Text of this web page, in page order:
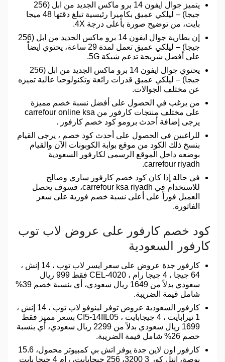
يتميز جوال ايفون 14 برو ماكس الجديد من ابل (256
جيجا) – ليلكي عميق بكاميرا رئيسية تبلغ دقتها 48 ميجا
بايت، من توضيح صورة بأعلى درجة 4X.
إن بطارية جوال ايفون 14 برو ماكس الجديد من ابل (256
جيجا) – ليلكي عميق تعمل لمدة 29 ساعة، يحتوي ايضاً
على أفضل شريحة تدعم شبكة 5G.
يحتوي جوال ايفون 14 برو ماكس الجديد من ابل (256
جيجا) – ليلكي عميق قدرات رائعة وتكنولوجيا عالية تميزه
عن مختلف الجوالات.
من يرغب في الحصول على أفضل نسبة خصم مميزة
على مختلف منتجات كارفور من carrefour online ksa
يرجى إضافة أحدث برومو كود خصم كارفور .
للراغبين في الحصول على أحدث كود خصم ، يرجى القيام
بنسخ ذلك الكود من موقع بوابة الكوبونات الآن والقيام
بوضعه داخل الموقع الرسمى لكارفور السعودية
carrefour riyadh.
في حالة إذا كان كود خصم كارفور ساري وصالح
للاستخدام في carrefour ksa riyadh، فسوف يحصل
العميل فوراً على أعلى نسبة خصم فورية على سعر
الفاتورة.
كود خصم كارفور على عروض لاب توب
كارفور السعودية
كارفور جدة عروض على سعر ايسر لاب توب ، 14 إنش ،
64 جيجا ، 4 جيجا رام ، CEL-4020 فقط 999 ريال
سعودي بدلاً من 1649 ريال سعودي، أي بنسبة خصم 39%
شامل قيمة الضريبة.
كارفور السعودية عروض توفر لينوفو لاب توب ، 14 إنش ،
1 تيرابايت ، 4 جيجابايت ، CI5-14IIL05 بسعر مميز فقط
1699 ريال سعودي بدلاً من 2299 ريال سعودي، أي بنسبة
خصم 26% شامل قيمة الضريبة.
كارفور اون لاين جدة يوفر اتش بي كمبيوتر محمول، 15.6
بوصة، انتل كور 3 3200، 256 جيجابايت، رام 4 جيجا بايت